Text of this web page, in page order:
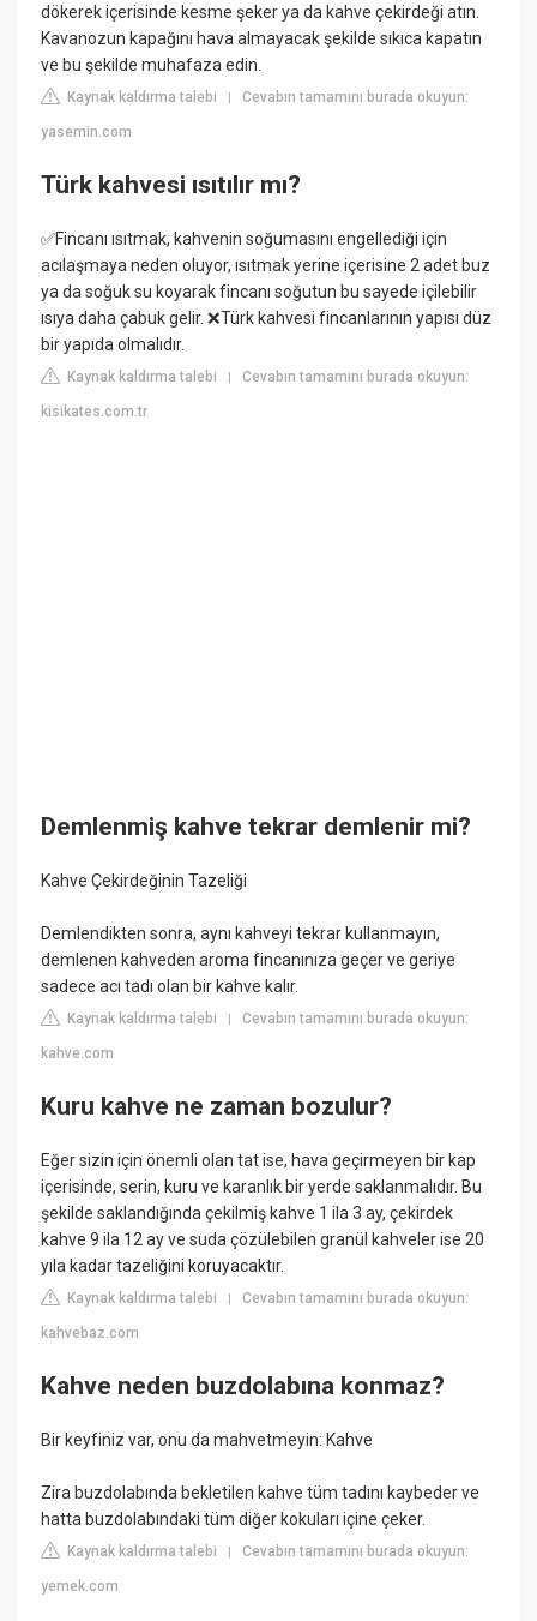
dökerek içerisinde kesme şeker ya da kahve çekirdeği atın.
Kavanozun kapağını hava almayacak şekilde sıkıca kapatın
ve bu şekilde muhafaza edin.
Kaynak kaldırma talebi |Cevabın tamamını burada okuyun:
yasemin.com
Türk kahvesi ısıtılır mı?
✅Fincanı ısıtmak, kahvenin soğumasını engellediği için
acılaşmaya neden oluyor, ısıtmak yerine içerisine 2 adet buz
ya da soğuk su koyarak fincanı soğutun bu sayede içilebilir
ısıya daha çabuk gelir. ❌Türk kahvesi fincanlarının yapısı düz
bir yapıda olmalıdır.
Kaynak kaldırma talebi |Cevabın tamamını burada okuyun:
kisikates.com.tr
Demlenmiş kahve tekrar demlenir mi?
Kahve Çekirdeğinin Tazeliği
Demlendikten sonra, aynı kahveyi tekrar kullanmayın,
demlenen kahveden aroma fincanınıza geçer ve geriye
sadece acı tadı olan bir kahve kalır.
Kaynak kaldırma talebi |Cevabın tamamını burada okuyun:
kahve.com
Kuru kahve ne zaman bozulur?
Eğer sizin için önemli olan tat ise, hava geçirmeyen bir kap
içerisinde, serin, kuru ve karanlık bir yerde saklanmalıdır. Bu
şekilde saklandığında çekilmiş kahve 1 ila 3 ay, çekirdek
kahve 9 ila 12 ay ve suda çözülebilen granül kahveler ise 20
yıla kadar tazeliğini koruyacaktır.
Kaynak kaldırma talebi |Cevabın tamamını burada okuyun:
kahvebaz.com
Kahve neden buzdolabına konmaz?
Bir keyfiniz var, onu da mahvetmeyin: Kahve
Zira buzdolabında bekletilen kahve tüm tadını kaybeder ve
hatta buzdolabındaki tüm diğer kokuları içine çeker.
Kaynak kaldırma talebi |Cevabın tamamını burada okuyun:
yemek.com